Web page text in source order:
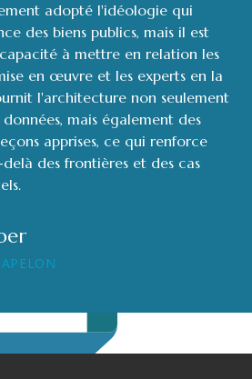
adopté l'idéologie qui
des biens publics, mais il est
à mettre en relation les
en œuvre et les experts en la
l'architecture non seulement
mais également des
apprises, ce qui renforce
des frontières et des cas